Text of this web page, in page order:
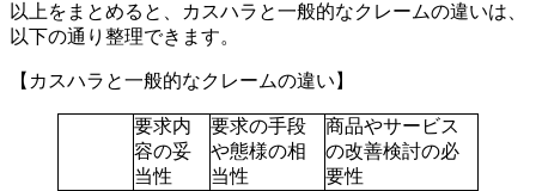
以上をまとめると、カスハラと一般的なクレームの違いは、
以下の通り整理できます。
【カスハラと一般的なクレームの違い】
要求内
容の妥
当性
要求の手段
や態様の相
当性
商品やサービス
の改善検討の必
要性